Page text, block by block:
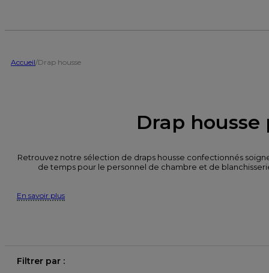
Accueil/Drap housse
Drap
Retrouvez notre sélection de draps housse confectionnés
de temps pour le personnel de chambre et de
En savoir plus
Filtrer par :